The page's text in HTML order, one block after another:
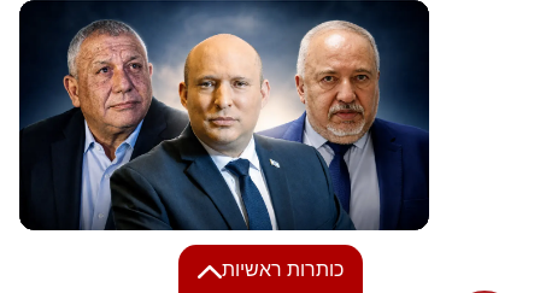
כותרות ראשיות